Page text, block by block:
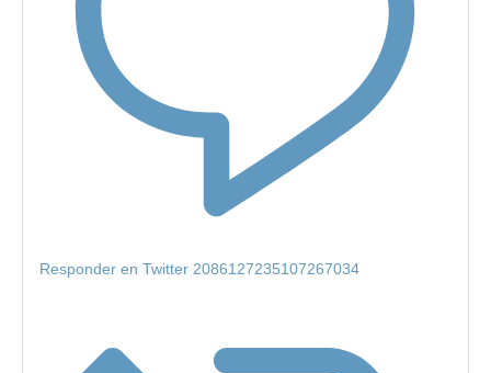
Responder en Twitter 2086127235107267034